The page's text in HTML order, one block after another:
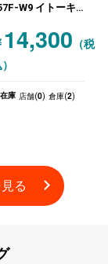
W9 イトーキ
テーブル ミーテ
ングテーブル
字 ホワイト
14,300 （税
在庫 店舗(0) 倉庫(2)
見る